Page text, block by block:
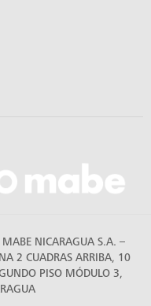
MABE NICARAGUA S.A. –
2 CUADRAS ARRIBA, 10
PISO MÓDULO 3,